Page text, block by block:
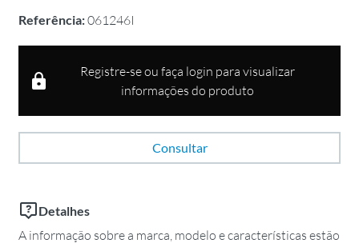
Referência:061246I
Registre-se ou faça login para visualizar
informações do produto
Consultar
Detalhes
A informação sobre a marca, modelo e características estão